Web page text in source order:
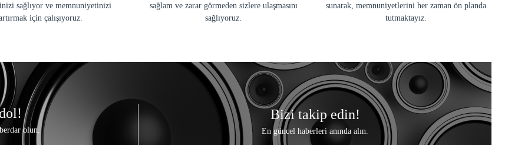
sağlıyor ve memnuniyetinizi
için çalışıyoruz.
sağlam ve zarar görmeden sizlere ulaşmasını
sağlıyoruz.
sunarak, memnuniyetlerini her zaman ön planda
tutmaktayız.
olun.
Bizi takip edin!
En güncel haberleri anında alın.